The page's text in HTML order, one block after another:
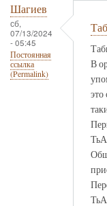
Шагиев
сб,
07/13/2024
- 05:45
Постоянная
ссылка
(Permalink)
В
это